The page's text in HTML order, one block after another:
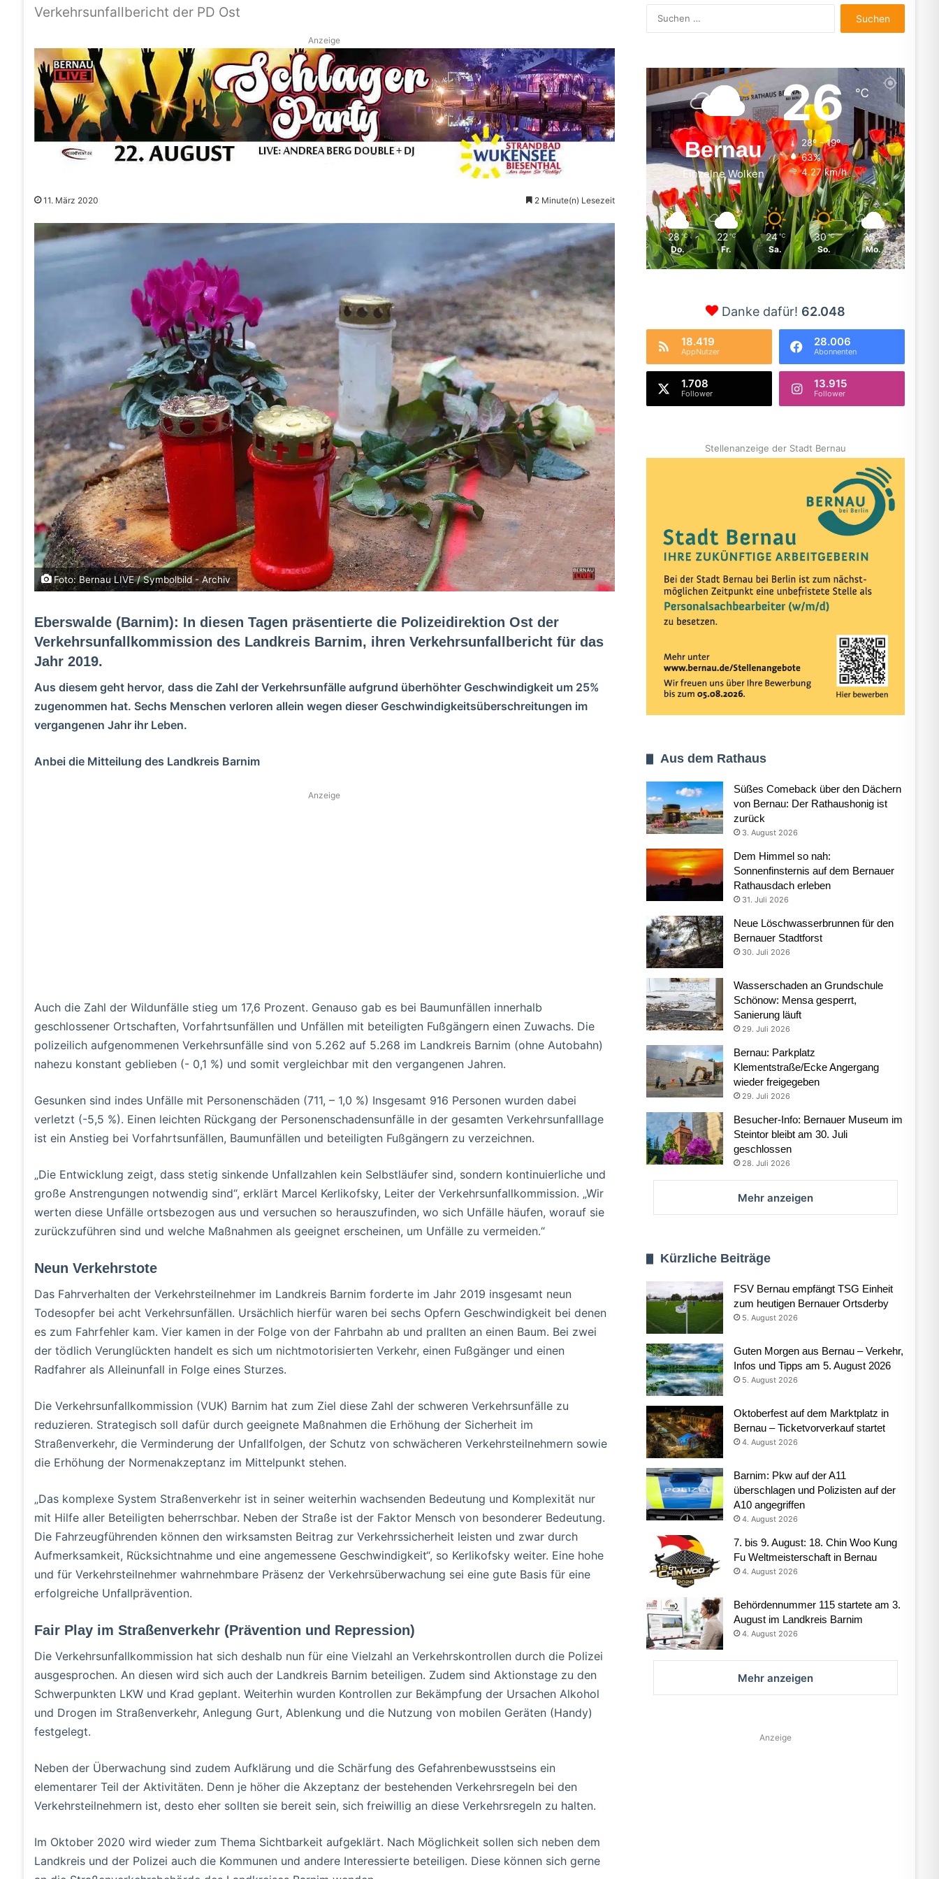
Verkehrsunfallbericht der PD Ost
Anzeige
11. März 2020 2 Minute(n) Lesezeit
Foto: Bernau LIVE / Symbolbild - Archiv
Eberswalde (Barnim): In diesen Tagen präsentierte die Polizeidirektion Ost der
Verkehrsunfallkommission des Landkreis Barnim, ihren Verkehrsunfallbericht für das
Jahr 2019.
Aus diesem geht hervor, dass die Zahl der Verkehrsunfälle aufgrund überhöhter Geschwindigkeit um 25%
zugenommen hat. Sechs Menschen verloren allein wegen dieser Geschwindigkeitsüberschreitungen im
vergangenen Jahr ihr Leben.
Anbei die Mitteilung des Landkreis Barnim
Anzeige
Auch die Zahl der Wildunfälle stieg um 17,6 Prozent. Genauso gab es bei Baumunfällen innerhalb
geschlossener Ortschaften, Vorfahrtsunfällen und Unfällen mit beteiligten Fußgängern einen Zuwachs. Die
polizeilich aufgenommenen Verkehrsunfälle sind von 5.262 auf 5.268 im Landkreis Barnim (ohne Autobahn)
nahezu konstant geblieben (- 0,1 %) und somit vergleichbar mit den vergangenen Jahren.
Gesunken sind indes Unfälle mit Personenschäden (711, – 1,0 %) Insgesamt 916 Personen wurden dabei
verletzt (-5,5 %). Einen leichten Rückgang der Personenschadensunfälle in der gesamten Verkehrsunfalllage
ist ein Anstieg bei Vorfahrtsunfällen, Baumunfällen und beteiligten Fußgängern zu verzeichnen.
„Die Entwicklung zeigt, dass stetig sinkende Unfallzahlen kein Selbstläufer sind, sondern kontinuierliche und
große Anstrengungen notwendig sind“, erklärt Marcel Kerlikofsky, Leiter der Verkehrsunfallkommission. „Wir
werten diese Unfälle ortsbezogen aus und versuchen so herauszufinden, wo sich Unfälle häufen, worauf sie
zurückzuführen sind und welche Maßnahmen als geeignet erscheinen, um Unfälle zu vermeiden.“
Neun Verkehrstote
Das Fahrverhalten der Verkehrsteilnehmer im Landkreis Barnim forderte im Jahr 2019 insgesamt neun
Todesopfer bei acht Verkehrsunfällen. Ursächlich hierfür waren bei sechs Opfern Geschwindigkeit bei denen
es zum Fahrfehler kam. Vier kamen in der Folge von der Fahrbahn ab und prallten an einen Baum. Bei zwei
der tödlich Verunglückten handelt es sich um nichtmotorisierten Verkehr, einen Fußgänger und einen
Radfahrer als Alleinunfall in Folge eines Sturzes.
Die Verkehrsunfallkommission (VUK) Barnim hat zum Ziel diese Zahl der schweren Verkehrsunfälle zu
reduzieren. Strategisch soll dafür durch geeignete Maßnahmen die Erhöhung der Sicherheit im
Straßenverkehr, die Verminderung der Unfallfolgen, der Schutz von schwächeren Verkehrsteilnehmern sowie
die Erhöhung der Normenakzeptanz im Mittelpunkt stehen.
„Das komplexe System Straßenverkehr ist in seiner weiterhin wachsenden Bedeutung und Komplexität nur
mit Hilfe aller Beteiligten beherrschbar. Neben der Straße ist der Faktor Mensch von besonderer Bedeutung.
Die Fahrzeugführenden können den wirksamsten Beitrag zur Verkehrssicherheit leisten und zwar durch
Aufmerksamkeit, Rücksichtnahme und eine angemessene Geschwindigkeit“, so Kerlikofsky weiter. Eine hohe
und für Verkehrsteilnehmer wahrnehmbare Präsenz der Verkehrsüberwachung sei eine gute Basis für eine
erfolgreiche Unfallprävention.
Fair Play im Straßenverkehr (Prävention und Repression)
Die Verkehrsunfallkommission hat sich deshalb nun für eine Vielzahl an Verkehrskontrollen durch die Polizei
ausgesprochen. An diesen wird sich auch der Landkreis Barnim beteiligen. Zudem sind Aktionstage zu den
Schwerpunkten LKW und Krad geplant. Weiterhin wurden Kontrollen zur Bekämpfung der Ursachen Alkohol
und Drogen im Straßenverkehr, Anlegung Gurt, Ablenkung und die Nutzung von mobilen Geräten (Handy)
festgelegt.
Neben der Überwachung sind zudem Aufklärung und die Schärfung des Gefahrenbewusstseins ein
elementarer Teil der Aktivitäten. Denn je höher die Akzeptanz der bestehenden Verkehrsregeln bei den
Verkehrsteilnehmern ist, desto eher sollten sie bereit sein, sich freiwillig an diese Verkehrsregeln zu halten.
Im Oktober 2020 wird wieder zum Thema Sichtbarkeit aufgeklärt. Nach Möglichkeit sollen sich neben dem
Landkreis und der Polizei auch die Kommunen und andere Interessierte beteiligen. Diese können sich gerne
nach:
Bernau
Einzelne Wolken
26℃
28º - 19º
63%
4.27 km/h
28 ℃
Do.
22 ℃
Fr.
24 ℃
Sa.
30 ℃
So.
35 ℃
Mo.
Danke dafür! 62.048
18.419
AppNutzer
28.006
Abonnenten
1.708
Follower
13.915
Follower
Stellenanzeige der Stadt Bernau
Aus dem Rathaus
Süßes Comeback über den Dächern
von Bernau: Der Rathaushonig ist
zurück
3. August 2026
Dem Himmel so nah:
Sonnenfinsternis auf dem Bernauer
Rathausdach erleben
31. Juli 2026
Neue Löschwasserbrunnen für den
Bernauer Stadtforst
30. Juli 2026
Wasserschaden an Grundschule
Schönow: Mensa gesperrt,
Sanierung läuft
29. Juli 2026
Bernau: Parkplatz
Klementstraße/Ecke Angergang
wieder freigegeben
29. Juli 2026
Besucher-Info: Bernauer Museum im
Steintor bleibt am 30. Juli
geschlossen
28. Juli 2026
Mehr anzeigen
Kürzliche Beiträge
FSV Bernau empfängt TSG Einheit
zum heutigen Bernauer Ortsderby
5. August 2026
Guten Morgen aus Bernau – Verkehr,
Infos und Tipps am 5. August 2026
5. August 2026
Oktoberfest auf dem Marktplatz in
Bernau – Ticketvorverkauf startet
4. August 2026
Barnim: Pkw auf der A11
überschlagen und Polizisten auf der
A10 angegriffen
4. August 2026
7. bis 9. August: 18. Chin Woo Kung
Fu Weltmeisterschaft in Bernau
4. August 2026
Behördennummer 115 startete am 3.
August im Landkreis Barnim
4. August 2026
Mehr anzeigen
Anzeige